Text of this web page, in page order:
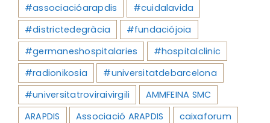
#associacióarapdis
#cuidalavida
#districtedegràcia
#fundaciójoia
#germaneshospitalaries
#hospitalclinic
#radionikosia
#universitatdebarcelona
#universitatroviraivirgili
AMMFEINA SMC
ARAPDIS
Associació ARAPDIS
caixaforum